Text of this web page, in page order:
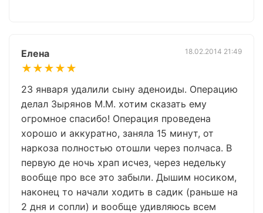
Елена
★★★★★
18.02.2014 21:49
23 января удалили сыну аденоиды. Операцию
делал Зырянов М.М. хотим сказать ему
огромное спасибо! Операция проведена
хорошо и аккуратно, заняла 15 минут, от
наркоза полностью отошли через полчаса. В
первую де ночь храп исчез, через недельку
вообще про все это забыли. Дышим носиком,
наконец то начали ходить в садик (раньше на
2 дня и сопли) и вообще удивляюсь всем